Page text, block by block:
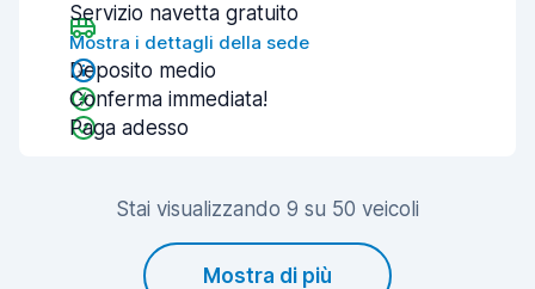
Servizio navetta gratuito
Mostra i dettagli della sede
Deposito medio
Conferma immediata!
Paga adesso
Stai visualizzando 9 su 50 veicoli
Mostra di più